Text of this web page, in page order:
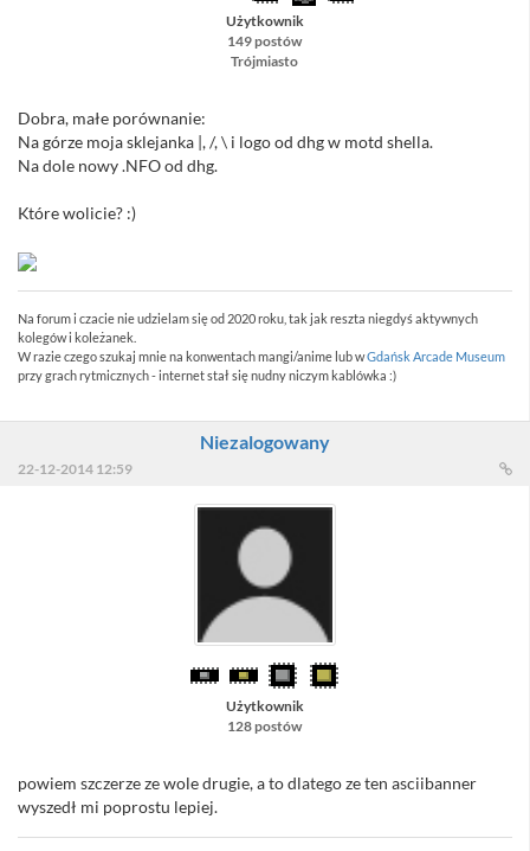
Użytkownik
149 postów
Trójmiasto
Dobra, małe porównanie:
Na górze moja sklejanka |, /, \ i logo od dhg w motd shella.
Na dole nowy .NFO od dhg.
Które wolicie? :)
Na forum i czacie nie udzielam się od 2020 roku, tak jak reszta niegdyś aktywnych
kolegów i koleżanek.
W razie czego szukaj mnie na konwentach mangi/anime lub wGdańsk Arcade Museum
przy grach rytmicznych - internet stał się nudny niczym kablówka :)
Niezalogowany
22-12-2014 12:59
Użytkownik
128 postów
powiem szczerze ze wole drugie, a to dlatego ze ten asciibanner
wyszedł mi poprostu lepiej.